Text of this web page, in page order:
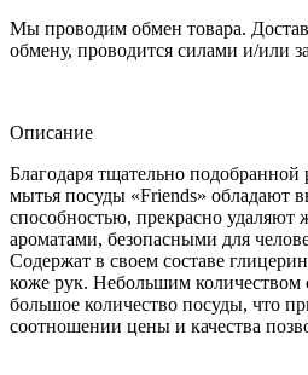
Мы проводим обмен товара.
обмену, проводится силами и/или
Описание
Благодаря тщательно подобранной
мытья посуды «Friends» обладают
способностью, прекрасно
ароматами, безопасными для
Содержат в своем составе
коже рук. Небольшим количеством
большое количество посуды, что
соотношении цены и качества